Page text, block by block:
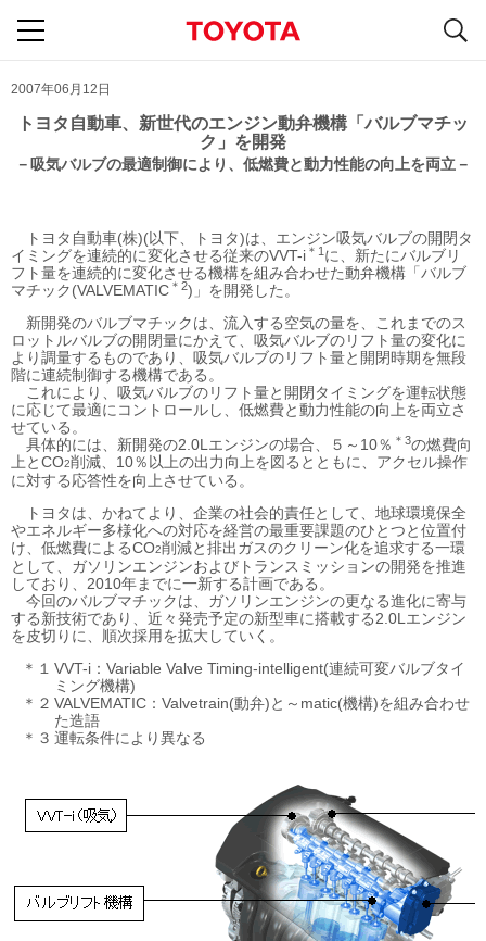
2007年06月12日
トヨタ自動車、新世代のエンジン動弁機構「バルブマチッ
ク」を開発
－吸気バルブの最適制御により、低燃費と動力性能の向上を両立－
トヨタ自動車(株)(以下、トヨタ)は、エンジン吸気バルブの開閉タ
イミングを連続的に変化させる従来のVVT-i ＊1 に、新たにバルブリ
フト量を連続的に変化させる機構を組み合わせた動弁機構「バルブ
マチック(VALVEMATIC ＊2)」を開発した。
新開発のバルブマチックは、流入する空気の量を、これまでのス
ロットルバルブの開閉量にかえて、吸気バルブのリフト量の変化に
より調量するものであり、吸気バルブのリフト量と開閉時期を無段
階に連続制御する機構である。
これにより、吸気バルブのリフト量と開閉タイミングを運転状態
に応じて最適にコントロールし、低燃費と動力性能の向上を両立さ
せている。
具体的には、新開発の2.0Lエンジンの場合、５～10％ ＊3の燃費向
上とCO2削減、10％以上の出力向上を図るとともに、アクセル操作
に対する応答性を向上させている。
トヨタは、かねてより、企業の社会的責任として、地球環境保全
やエネルギー多様化への対応を経営の最重要課題のひとつと位置付
け、低燃費によるCO2削減と排出ガスのクリーン化を追求する一環
として、ガソリンエンジンおよびトランスミッションの開発を推進
しており、2010年までに一新する計画である。
今回のバルブマチックは、ガソリンエンジンの更なる進化に寄与
する新技術であり、近々発売予定の新型車に搭載する2.0Lエンジン
を皮切りに、順次採用を拡大していく。
＊１ VVT-i：Variable Valve Timing-intelligent(連続可変バルブタイ
ミング機構)
＊２ VALVEMATIC：Valvetrain(動弁)と～matic(機構)を組み合わせ
た造語
＊３ 運転条件により異なる